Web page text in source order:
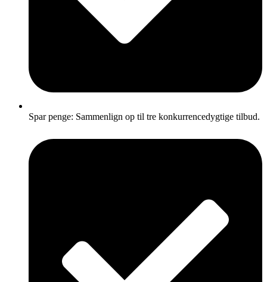
Spar penge: Sammenlign op til tre konkurrencedygtige tilbud.